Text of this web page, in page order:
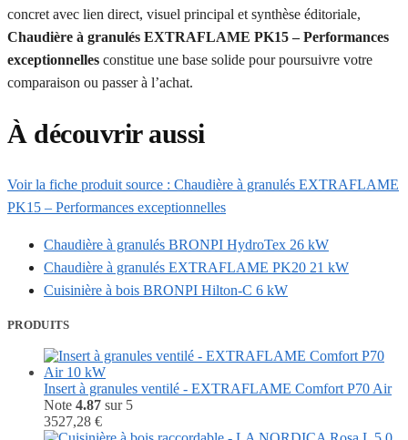
concret avec lien direct, visuel principal et synthèse éditoriale,
Chaudière à granulés EXTRAFLAME PK15 – Performances
exceptionnelles constitue une base solide pour poursuivre votre
comparaison ou passer à l’achat.
À découvrir aussi
Voir la fiche produit source : Chaudière à granulés EXTRAFLAME
PK15 – Performances exceptionnelles
Chaudière à granulés BRONPI HydroTex 26 kW
Chaudière à granulés EXTRAFLAME PK20 21 kW
Cuisinière à bois BRONPI Hilton-C 6 kW
PRODUITS
Insert à granules ventilé - EXTRAFLAME Comfort P70 Air
Note 4.87 sur 5
3527,28 €